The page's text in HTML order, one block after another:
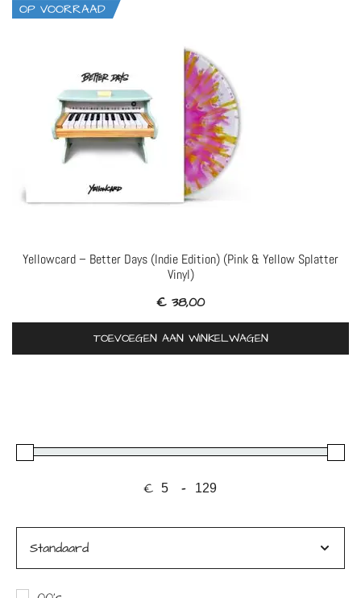
OP VOORRAAD
Yellowcard – Better Days (Indie Edition) (Pink & Yellow Splatter
Vinyl)
€ 38,00
TOEVOEGEN AAN WINKELWAGEN
€
Minimale prijs
-
Maximale prijs
Sorteer producten